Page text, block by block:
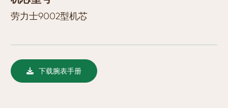
劳力士9002型机芯
下载腕表手册